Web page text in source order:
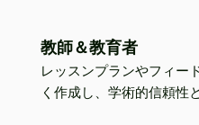
教師＆教育者
レッスンプランやフィー
く作成し、学術的信頼性